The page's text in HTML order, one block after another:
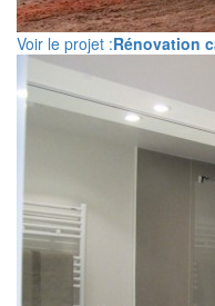
Voir le projet :Rénovation